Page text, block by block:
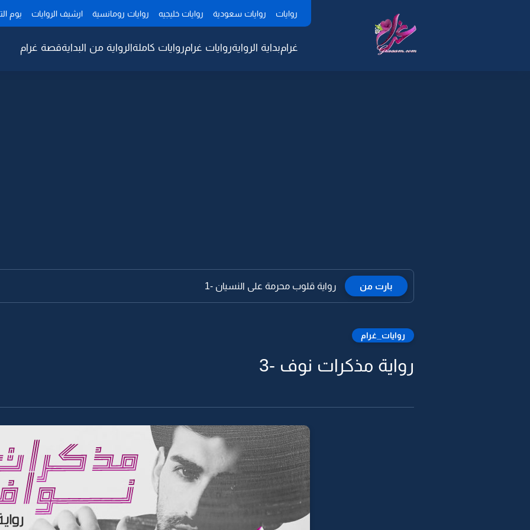
روايات روايات سعودية روايات خليجيه روايات رومانسية ارشيف الروايات يوم
غرامبداية الروايةروايات غرامروايات كاملةالرواية من البدايةقصة غرام
بارت من رواية قلوب محرمة على النسيان -1
روايات_غرام
رواية مذكرات نوف -3